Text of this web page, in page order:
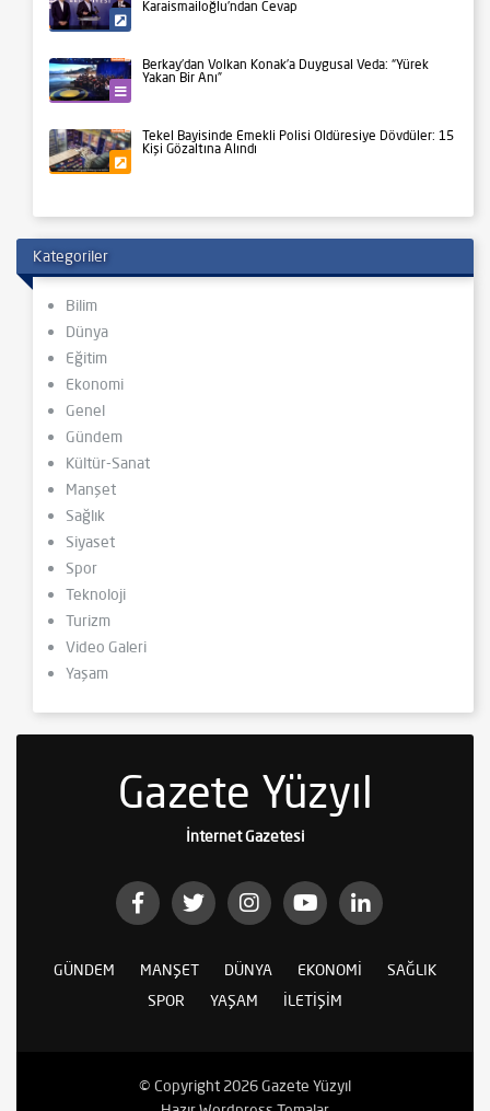
Karaismailoğlu’ndan Cevap
Berkay’dan Volkan Konak’a Duygusal Veda: “Yürek
Yakan Bir Anı”
Tekel Bayisinde Emekli Polisi Öldüresiye Dövdüler: 15
Kişi Gözaltına Alındı
Kategoriler
Bilim
Dünya
Eğitim
Ekonomi
Genel
Gündem
Kültür-Sanat
Manşet
Sağlık
Siyaset
Spor
Teknoloji
Turizm
Video Galeri
Yaşam
Gazete Yüzyıl
İnternet Gazetesi
GÜNDEM MANŞET DÜNYA EKONOMI
SAĞLIK
SPOR
YAŞAM İLETIŞIM
© Copyright 2026 Gazete Yüzyıl